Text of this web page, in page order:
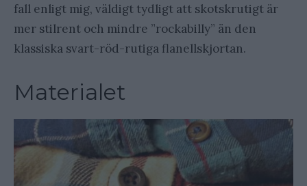
fall enligt mig, väldigt tydligt att skotskrutigt är
mer stilrent och mindre ”rockabilly” än den
klassiska svart-röd-rutiga flanellskjortan.
Materialet